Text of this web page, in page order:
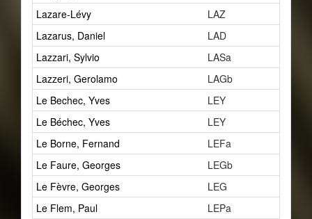
Lazare-Lévy
LAZ
Lazarus, Daniel
LAD
Lazzari, Sylvio
LASa
Lazzeri, Gerolamo
LAGb
Le Bechec, Yves
LEY
Le Béchec, Yves
LEY
Le Borne, Fernand
LEFa
Le Faure, Georges
LEGb
Le Fèvre, Georges
LEG
Le Flem, Paul
LEPa